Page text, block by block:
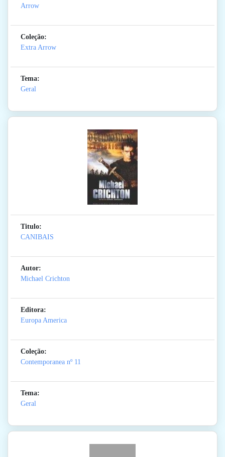
Arrow
Coleção:
Extra Arrow
Tema:
Geral
Titulo:
CANIBAIS
Autor:
Michael Crichton
Editora:
Europa America
Coleção:
Contemporanea nº 11
Tema:
Geral